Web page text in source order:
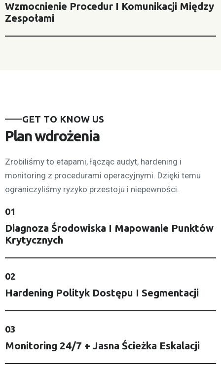
Wzmocnienie Procedur I Komunikacji Między
Zespołami
GET TO KNOW US
Plan wdrożenia
Zrobiliśmy to etapami, łącząc audyt, hardening i
monitoring z procedurami operacyjnymi. Dzięki temu
ograniczyliśmy ryzyko przestoju i niepewności.
01
Diagnoza Środowiska I Mapowanie Punktów
Krytycznych
02
Hardening Polityk Dostępu I Segmentacji
03
Monitoring 24/7 + Jasna Ścieżka Eskalacji